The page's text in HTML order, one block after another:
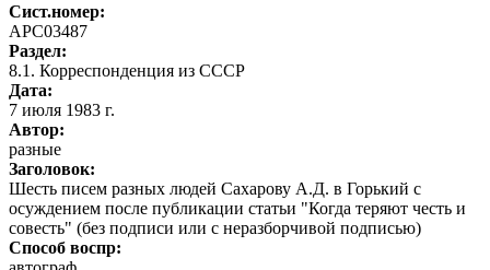
Сист.номер:
АРС03487
Раздел:
8.1. Корреспонденция из СССР
Дата:
7 июля 1983 г.
Автор:
разные
Заголовок:
Шесть писем разных людей Сахарову А.Д. в Горький с
осуждением после публикации статьи "Когда теряют честь и
совесть" (без подписи или с неразборчивой подписью)
Способ воспр: